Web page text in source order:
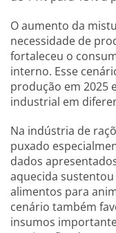
O aumento da
necessidade de
fortaleceu o
interno. Esse
produção em 2025
industrial em
Na indústria de
puxado
dados
aquecida
alimentos para
cenário também
insumos